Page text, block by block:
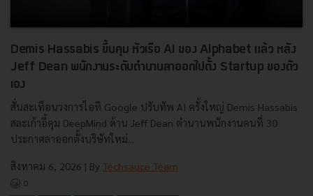
Demis Hassabis ขึ้นคุม หัวเรือ AI ของ Alphabet แล้ว หลัง
Jeff Dean พนักงานระดับตำนานลาออกไปตั้ง Startup ของตัว
เอง
สั่นสะเทือนวงการไอที Google ปรับทัพ AI ครั้งใหญ่ Demis Hassabis
สละเก้าอี้คุม DeepMind ด้าน Jeff Dean ตำนานพนักงานคนที่ 30
ประกาศลาออกตั้งบริษัทใหม่...
สิงหาคม 6, 2026 | By Techsauce Team
0